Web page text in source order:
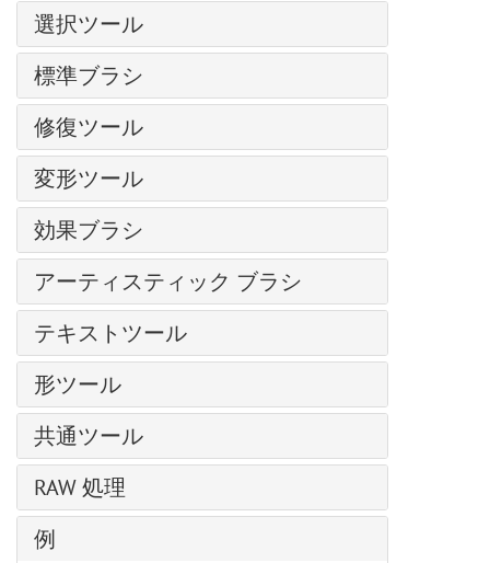
SmartMask プラグイン
粒子＆流線
写真をパステル画に変換
芸術的効果
油絵効果
デジタルアート
爆発効果
古い写真の復元
ハイパス
カメレオンブラシ
プラグインの導入方法
テクスチャブラシ
ブラシエディター: シェイプを選択
ブラシエディター: 楕円形
シャドウに関する効果
シャープ効果、二階調効果
様式化に関する効果
カラースペース
画像のサイズ変更
グラフィック タブレットでの作業
バッチ処理
バッチ変換
印刷
プログラムの環境設定
ホットキー
明るさによるブレンド
チャンネル
選択範囲
履歴
色
スウォッチ
色相環
アクション
ファイル情報
色相/彩度
フォトフィルター
色バランス
特定色域の選択
カラー ルックアップ (3D LUT)
反転
しきい値
ポスタリゼーション
白黒
グラデーション マップ
非彩色
カラー マッチ
色の置き換え
均一化
— リノカット効果
— ペン & インク
— 鉛筆画
— 写真複写
— ステンシル
— 粗いエッジ(縁）
ぼかし効果
ブラシ ストローク
チャンネル ミキサー
画像結合
ディスト―ション
ドロップシャドウ
グラマー効果
グリッチアート
ハイパス
レンズ補正
ノイズ
HDRFactory
LightShop
MakeUp
NatureArt
Neon
Noise Buster
Points
SmartMask
イメージを拡大
JPEG アーティファクト除去
モーション デブラー
ノイズ除去
選択ツール
基本選択ツール
自動選択ツール
クイック選択ツール
被写体の選択 AI
主被写体を選択 AI
色範囲
エッジの微調整
選択範囲の修正
選択コマンド
標準ブラシ
カラーブラシ
色鉛筆
スプレーツール
再カラーブラシ
テクスチャブラシ
消しゴム
履歴ブラシ
塗りつぶし
グラデーションでの塗りつぶし
クローンスタンプ
カメレオン ブラシ
ぼかしツール
シャープツール
指先ツール
修復ツール
調整ブラシ
スポットリムーバー
赤目除去
歯のホワイトニング
変形ツール
手前に変形
奥に変形
膨張変形
しわ変形
ねじり変形
変形再構成
効果ブラシ
フラッフィー ブラシ
ヘア ブラシ
ブリストル ブラシ
スレッド ブラシ
ベール ブラシ
スモーク ブラシ
スパークル ブラシ
エナジー ブラシ
アーティスティック ブラシ
油絵用ブラシ
ローラー
フェルトペン
チョーク
鉛筆(アーティスティック)
スプレー(アーティスティック)
指先ツール (アーティスティック)
テキストツール
テキストツール
パス上にテキスト ツール
形ツール
形の編集
形の塗りつぶし
ストローク
共通ツール
整列ツール
移動ツール
切り取りツール
RAW 処理
全般設定
例